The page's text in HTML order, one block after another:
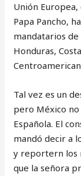
Unión
Papa Pancho,
mandatarios de
Honduras,
Tal vez es un
pero México
Española. El
mandó decir a
y reportern los
que la señora